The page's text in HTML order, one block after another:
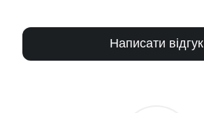
Написати відгук